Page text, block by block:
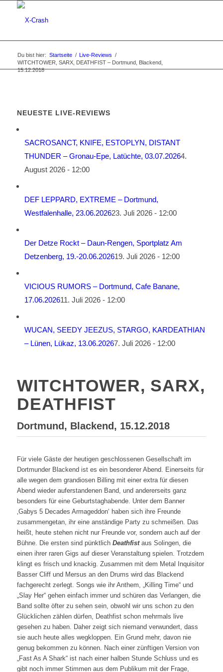
Du bist hier: Startseite / Live-Reviews /
WITCHTOWER, SARX, DEATHFIST – Dortmund, Blackend,
15.12.2018
NEUESTE LIVE-REVIEWS
SACROSANCT, KNIFE, ESTOPLYN, DISTANT
THUNDER – Gronau-Epe, Latüchte, 03.07.20264.
August 2026 - 12:00
DEF LEPPARD, EXTREME – Dortmund,
Westfalenhalle, 23.06.202623. Juli 2026 - 12:00
Der Detze Rockt – Daun-Rengen, Sportplatz Am
Detzenberg, 19.-20.06.202619. Juli 2026 - 12:00
VICIOUS RUMORS – Dortmund, Cafe Banane,
17.06.202611. Juli 2026 - 12:00
WUCAN, SEEDY JEEZUS, STARGO, KARDEATHIAN
– Lünen, Lükaz, 13.06.20267. Juli 2026 - 12:00
WITCHTOWER, SARX,
DEATHFIST
Dortmund, Blackend, 15.12.2018
Für viele Gäste der heutigen geschlossenen Gesellschaft im
Dortmunder Blackend ist es ein besonderer Abend. Einerseits für
alle wegen dem grandiosen Billing mit einer extra für diesen
Abend wieder auferstandenen Band, und andererseits ganz
besonders für eine Geburtstaghabende. Unter dem Banner
‚Gabys 5 Decades Armageddon‘ haben sich ihre Freunde
zusammengetan, ihr eine anständige Party zu schmeißen. Das
heißt, heute stehen nicht nur Freunde vor, sondern auch auf der
Bühne. Die ersten sind pünktlich Deathfistaus Solingen, die
einen ihrer raren Gigs auf dieser Veranstaltung spielen. Trotzdem
klingt es frisch und knackig. Zusammen mit dem Metal Inquisitor
Basser Cliff und Mersus an den Drums wird das Blackend
fachgerecht zerlegt. Songs wie ihr Anthem, „Killing Time“ und
„Slay Her“ gehen einfach immer und schüren das Verlangen, die
Band sollte öfter zu sehen sein, obwohl wir uns schon zu den
Glücklichen zählen dürfen, Deathfist schon mehrmals live
gesehen zu haben. Daher zeigt sich niemand verwundert, dass
sie auch heute alles wegkloppen. Ein Grund mehr, davon nie
genug bekommen zu können. Nach einer zünftigen Version von
„Fast As A Shark“ ist nach einer halben Stunde Schluss und es
gibt noch immer Stimmen aus dem Publikum mit der Frage,